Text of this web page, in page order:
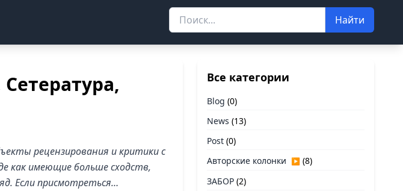
Найти
рецензирования и критики с
как имеющие больше сходств,
Если присмотреться…
Все категории
Blog (0)
News (13)
Post (0)
Авторские колонки ▶ (8)
ЗАБОР (2)